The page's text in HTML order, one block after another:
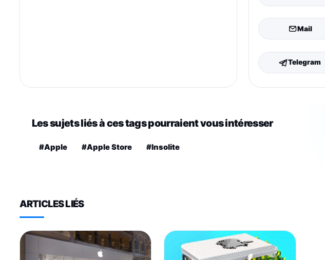
Mail
Telegram
Les sujets liés à ces tags pourraient vous intéresser
#Apple #Apple Store #Insolite
ARTICLES LIÉS